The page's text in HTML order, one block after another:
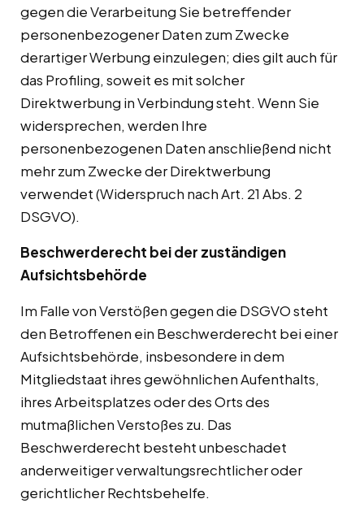
gegen die Verarbeitung Sie betreffender
personenbezogener Daten zum Zwecke
derartiger Werbung einzulegen; dies gilt auch für
das Profiling, soweit es mit solcher
Direktwerbung in Verbindung steht. Wenn Sie
widersprechen, werden Ihre
personenbezogenen Daten anschließend nicht
mehr zum Zwecke der Direktwerbung
verwendet (Widerspruch nach Art. 21 Abs. 2
DSGVO).
Beschwerderecht bei der zuständigen
Aufsichtsbehörde
Im Falle von Verstößen gegen die DSGVO steht
den Betroffenen ein Beschwerderecht bei einer
Aufsichtsbehörde, insbesondere in dem
Mitgliedstaat ihres gewöhnlichen Aufenthalts,
ihres Arbeitsplatzes oder des Orts des
mutmaßlichen Verstoßes zu. Das
Beschwerderecht besteht unbeschadet
anderweitiger verwaltungsrechtlicher oder
gerichtlicher Rechtsbehelfe.